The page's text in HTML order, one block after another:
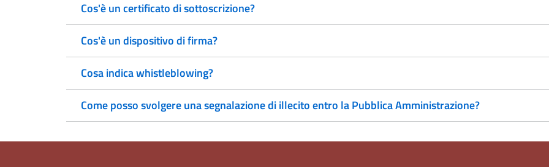
Cos'è un certificato di sottoscrizione?
Cos'è un dispositivo di firma?
Cosa indica whistleblowing?
Come posso svolgere una segnalazione di illecito entro la Pubblica Amministrazione?